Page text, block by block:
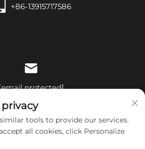
+86-13915717586
protected]
tools to provide our services.
all cookies, click Personalize